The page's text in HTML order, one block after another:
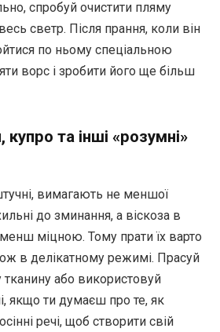
спробуй очистити пляму
светр. Після прання, коли він
по ньому спеціальною
ворс і зробити його ще більш
купро та інші «розумні»
вимагають не меншої
до зминання, а віскоза в
міцною. Тому прати їх варто
в делікатному режимі. Прасуй
тканину або використовуй
якщо ти думаєш про те, як
речі, щоб створити свій